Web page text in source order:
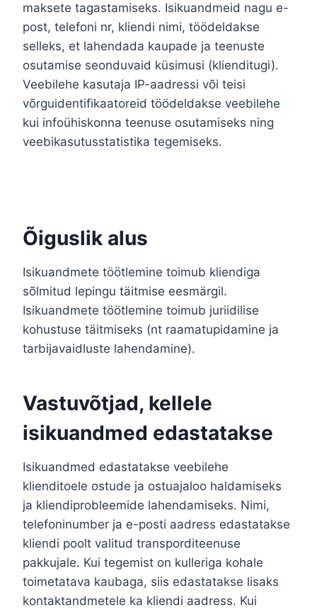
maksete tagastamiseks. Isikuandmeid nagu e-
post, telefoni nr, kliendi nimi, töödeldakse
selleks, et lahendada kaupade ja teenuste
osutamise seonduvaid küsimusi (klienditugi).
Veebilehe kasutaja IP-aadressi või teisi
võrguidentifikaatoreid töödeldakse veebilehe
kui infoühiskonna teenuse osutamiseks ning
veebikasutusstatistika tegemiseks.
Õiguslik alus
Isikuandmete töötlemine toimub kliendiga
sõlmitud lepingu täitmise eesmärgil.
Isikuandmete töötlemine toimub juriidilise
kohustuse täitmiseks (nt raamatupidamine ja
tarbijavaidluste lahendamine).
Vastuvõtjad, kellele
isikuandmed edastatakse
Isikuandmed edastatakse veebilehe
klienditoele ostude ja ostuajaloo haldamiseks
ja kliendiprobleemide lahendamiseks. Nimi,
telefoninumber ja e-posti aadress edastatakse
kliendi poolt valitud transporditeenuse
pakkujale. Kui tegemist on kulleriga kohale
toimetatava kaubaga, siis edastatakse lisaks
kontaktandmetele ka kliendi aadress. Kui